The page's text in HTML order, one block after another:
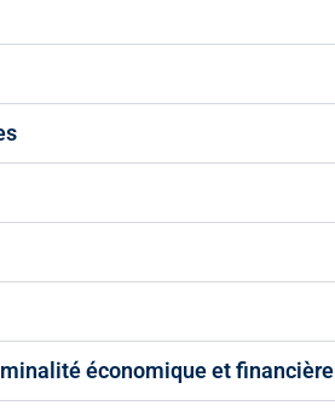
économique et financière